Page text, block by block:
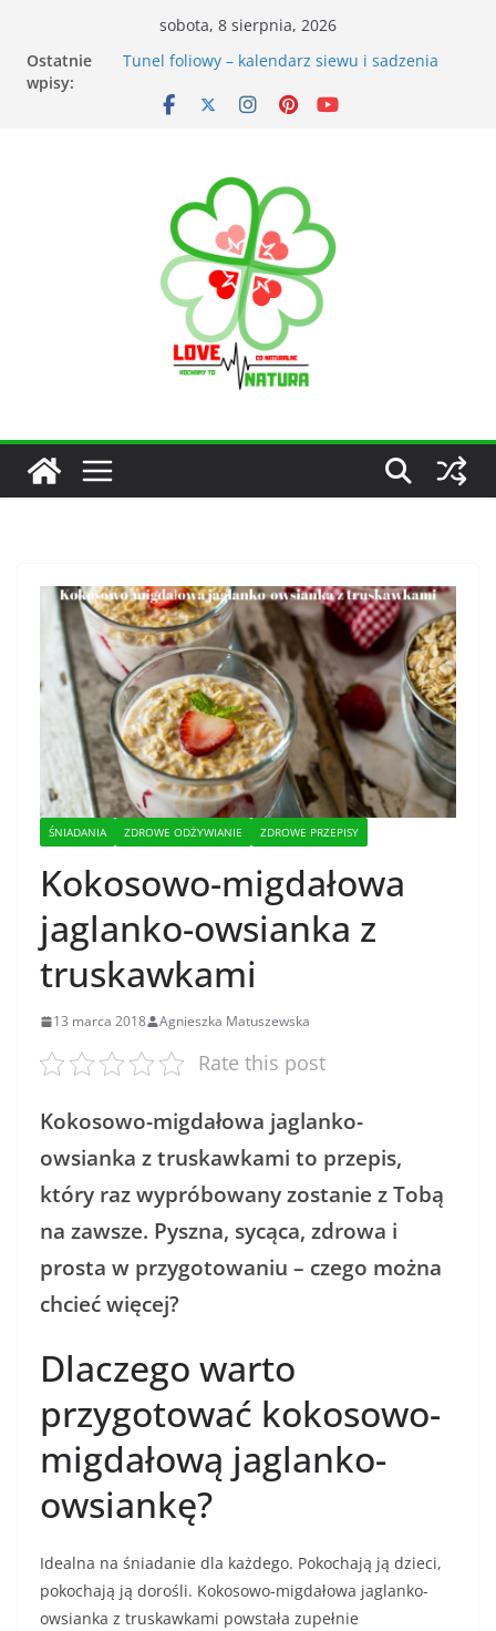
sobota, 8 sierpnia, 2026
Ostatnie
wpisy:
Przyrządy do pomiarów meteorologicznych
warzyw
Narzędzia ogrodnicze nieocenionym
wsparciem w ogrodzie
ŚNIADANIA ZDROWE ODŻYWIANIE ZDROWE PRZEPISY
Kokosowo-migdałowa
jaglanko-owsianka z
truskawkami
13 marca 2018 Agnieszka Matuszewska
Rate this post
Kokosowo-migdałowa jaglanko-
owsianka z truskawkami to przepis,
który raz wypróbowany zostanie z Tobą
na zawsze. Pyszna, sycąca, zdrowa i
prosta w przygotowaniu – czego można
chcieć więcej?
Dlaczego warto
przygotować kokosowo-
migdałową jaglanko-
owsiankę?
Idealna na śniadanie dla każdego. Pokochają ją dzieci,
pokochają ją dorośli. Kokosowo-migdałowa jaglanko-
owsianka z truskawkami powstała zupełnie